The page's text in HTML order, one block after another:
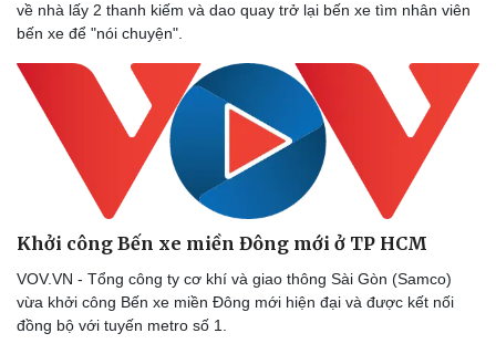
về nhà lấy 2 thanh kiếm và dao quay trở lại bến xe tìm nhân viên
bến xe để "nói chuyện".
Khởi công Bến xe miền Đông mới ở TP HCM
VOV.VN - Tổng công ty cơ khí và giao thông Sài Gòn (Samco)
vừa khởi công Bến xe miền Đông mới hiện đại và được kết nối
đồng bộ với tuyến metro số 1.